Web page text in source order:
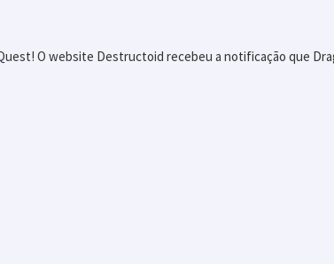
O website Destructoid recebeu a notificação que